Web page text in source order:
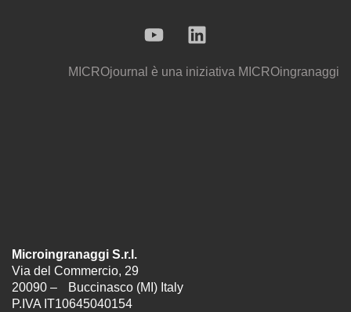
MICROjournal è una iniziativa MICROingranaggi
Microingranaggi S.r.l.
Via del Commercio, 29
20090 – Buccinasco (MI) Italy
P.IVA IT10645040154